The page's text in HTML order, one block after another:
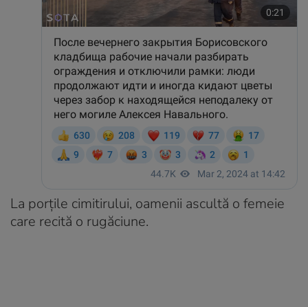
La porțile cimitirului, oamenii ascultă o femeie
care recită o rugăciune.